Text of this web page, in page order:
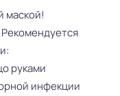
маской!
руками
инфекции